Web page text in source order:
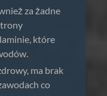
za żadne
które
ma brak
co